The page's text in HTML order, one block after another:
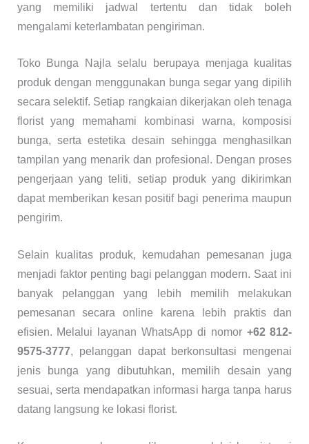
yang memiliki jadwal tertentu dan tidak boleh
mengalami keterlambatan pengiriman.
Toko Bunga Najla selalu berupaya menjaga kualitas
produk dengan menggunakan bunga segar yang dipilih
secara selektif. Setiap rangkaian dikerjakan oleh tenaga
florist yang memahami kombinasi warna, komposisi
bunga, serta estetika desain sehingga menghasilkan
tampilan yang menarik dan profesional. Dengan proses
pengerjaan yang teliti, setiap produk yang dikirimkan
dapat memberikan kesan positif bagi penerima maupun
pengirim.
Selain kualitas produk, kemudahan pemesanan juga
menjadi faktor penting bagi pelanggan modern. Saat ini
banyak pelanggan yang lebih memilih melakukan
pemesanan secara online karena lebih praktis dan
efisien. Melalui layanan WhatsApp di nomor +62 812-
9575-3777, pelanggan dapat berkonsultasi mengenai
jenis bunga yang dibutuhkan, memilih desain yang
sesuai, serta mendapatkan informasi harga tanpa harus
datang langsung ke lokasi florist.